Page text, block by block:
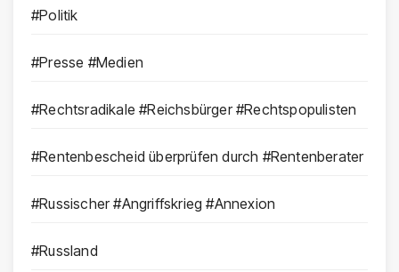
#Politik
#Presse #Medien
#Rechtsradikale #Reichsbürger #Rechtspopulisten
#Rentenbescheid überprüfen durch #Rentenberater
#Russischer #Angriffskrieg #Annexion
#Russland